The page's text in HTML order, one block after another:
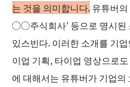
는 것을 의미합니다.유튜버의
◯◯주식회사’ 등으로 명시된
있스빈다. 이러한 소개를 기
이업 기획, 타이업 영상으로
에 대해서는 유튜버가 기업의